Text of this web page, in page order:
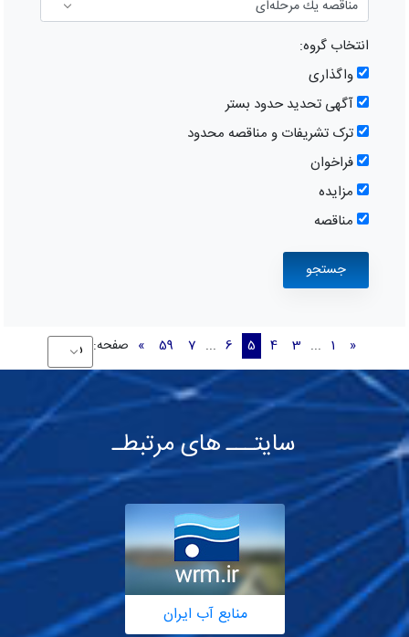
انتخاب گروه:
واگذاری
آگهی تحدید حدود بستر
ترک تشریفات و مناقصه محدود
فراخوان
مزایده
مناقصه
«
1
...
3
4
5
6
...
7
59
» صفحه:
سایتـــ های مرتبطـ
منابع آب ایران